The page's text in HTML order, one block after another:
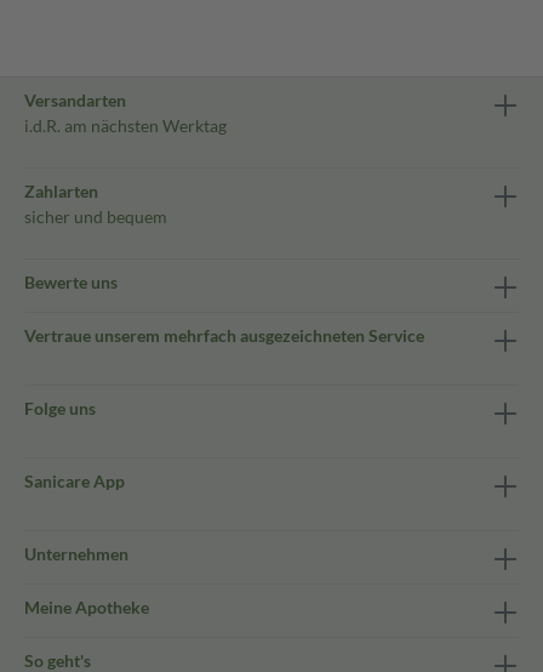
Versandarten
i.d.R. am nächsten Werktag
Zahlarten
sicher und bequem
Bewerte uns
Vertraue unserem mehrfach ausgezeichneten Service
Folge uns
Sanicare App
Unternehmen
Meine Apotheke
So geht's